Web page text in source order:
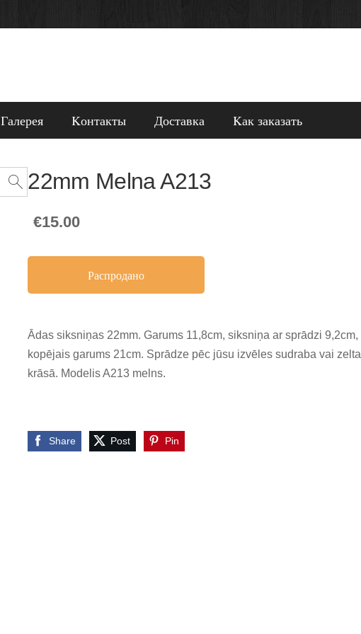
Галерея Kонтакты Доставка Kак заказать
22mm Melna A213
€15.00
Распродано
Ādas siksniņas 22mm. Garums 11,8cm, siksniņa ar sprādzi 9,2cm,
kopējais garums 21cm. Sprādze pēc jūsu izvēles sudraba vai zelta
krāsā. Modelis A213 melns.
Share Post Pin